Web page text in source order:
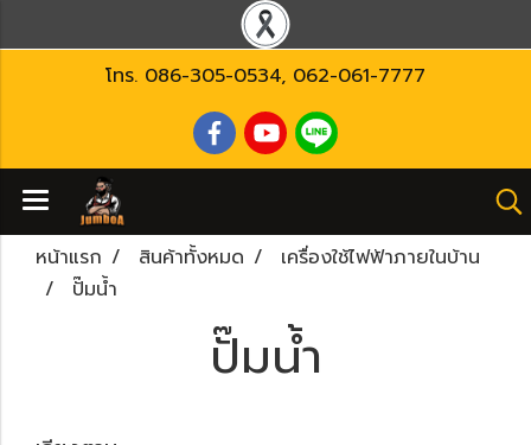
โทร. 086-305-0534, 062-061-7777
หน้าแรก สินค้าทั้งหมด
เครื่องใช้ไฟฟ้าภายในบ้าน
ปั๊มน้ำ
ปั๊มน้ำ